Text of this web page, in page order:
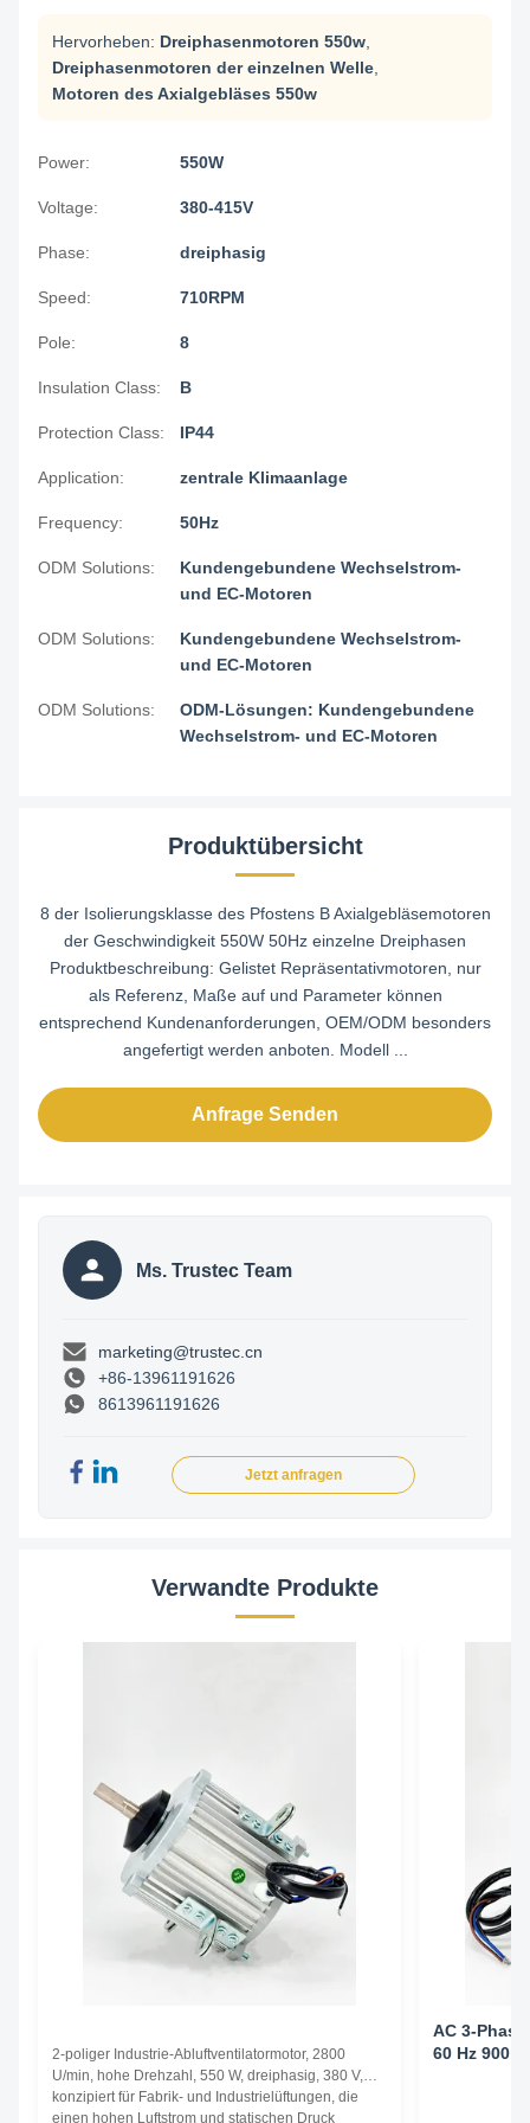
Hervorheben: Dreiphasenmotoren 550w
Dreiphasenmotoren der einzelnen Welle
Motoren des Axialgebläses 550w
Power: 550W
Voltage: 380-415V
Phase: dreiphasig
Speed: 710RPM
Pole: 8
Insulation Class: B
Protection Class: IP44
Application: zentrale Klimaanlage
Frequency: 50Hz
ODM Solutions:
Kundengebundene Wechselstrom-
und EC-Motoren
ODM Solutions:
Kundengebundene Wechselstrom-
und EC-Motoren
ODM Solutions:
ODM-Lösungen: Kundengebundene
Wechselstrom- und EC-Motoren
Produktübersicht
8 der Isolierungsklasse des Pfostens B Axialgebläsemotoren
der Geschwindigkeit 550W 50Hz einzelne Dreiphasen
Produktbeschreibung: Gelistet Repräsentativmotoren, nur
als Referenz, Maße auf und Parameter können
entsprechend Kundenanforderungen, OEM/ODM besonders
angefertigt werden anboten. Modell ...
Anfrage Senden
Ms. Trustec Team
marketing@trustec.cn
+86-13961191626
8613961191626
Jetzt anfragen
Verwandte Produkte
2-poliger Industrie-Abluftventilatormotor, 2800
U/min, hohe Drehzahl, 550 W, dreiphasig, 380 V,
konzipiert für Fabrik- und Industrielüftungen, die
einen hohen Luftstrom und statischen Druck
AC 3-
60 Hz 900